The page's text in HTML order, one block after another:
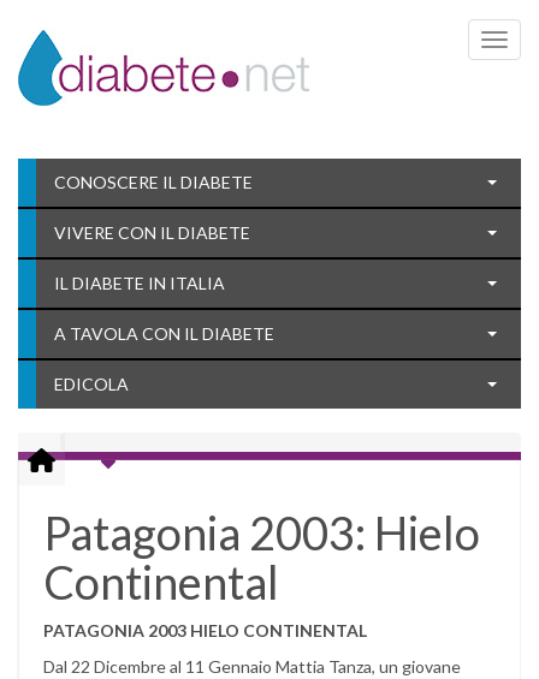
Toggle
CONOSCERE IL DIABETE
VIVERE CON IL DIABETE
IL DIABETE IN ITALIA
A TAVOLA CON IL DIABETE
EDICOLA
Patagonia 2003: Hielo
Continental
PATAGONIA 2003 HIELO CONTINENTAL
Dal 22 Dicembre al 11 Gennaio Mattia Tanza, un giovane